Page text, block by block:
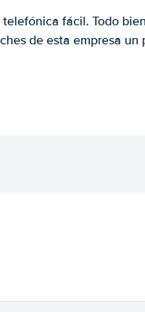
fácil. Todo
de esta empresa un